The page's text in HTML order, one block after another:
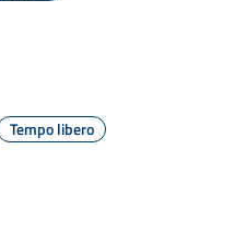
Tempo libero